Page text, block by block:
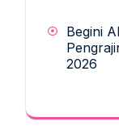
Begini
2026